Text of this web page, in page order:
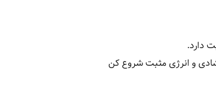
دارد.
شادی و انرژی مثبت شروع کن